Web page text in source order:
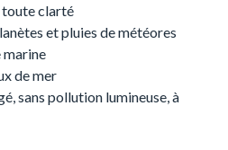
toute clarté
et pluies de météores
marine
de mer
sans pollution lumineuse, à